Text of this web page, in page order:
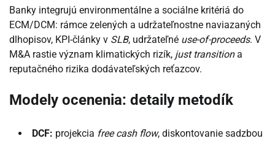
Banky integrujú environmentálne a sociálne kritériá do
ECM/DCM: rámce zelených a udržateľnostne naviazaných
dlhopisov, KPI-články v SLB, udržateľné use-of-proceeds. V
M&A rastie význam klimatických rizík, just transitiona
reputačného rizika dodávateľských reťazcov.
Modely ocenenia: detaily metodík
DCF: projekcia free cash flow, diskontovanie sadzbou